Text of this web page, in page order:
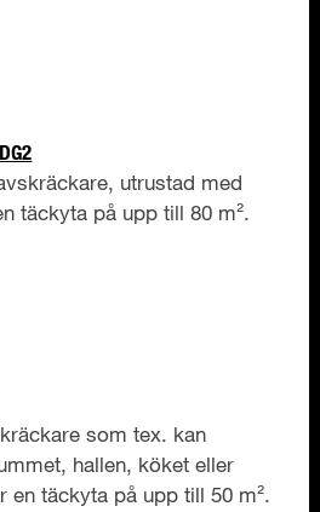
utrustad med
täckyta på upp till 80 m².
som tex. kan
hallen, köket eller
en täckyta på upp till 50 m².